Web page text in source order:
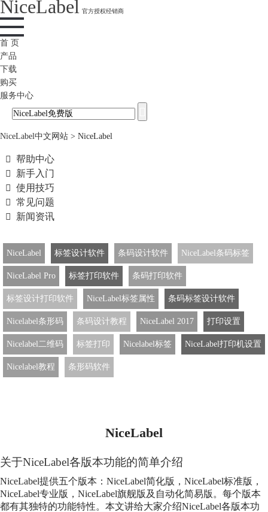
NiceLabel 官方授权经销商
首 页
产品
下载
购买
服务中心
NiceLabel中文网站 > NiceLabel
 帮助中心

新手入门
 使用技巧
 常见问题

新闻资讯
NiceLabel 标签设计软件 条码设计软件 NiceLabel条码标签
NiceLabel Pro 标签打印软件 条码打印软件
标签设计打印软件 NiceLabel标签属性 条码标签设计软件
Nicelabel条形码 条码设计教程 NiceLabel 2017 打印设置
Nicelabel二维码 标签打印 Nicelabel标签 NiceLabel打印机设置
Nicelabel教程 条形码软件
NiceLabel
关于NiceLabel各版本功能的简单介绍
NiceLabel提供五个版本： NiceLabel简化版， NiceLabel标准版，
NiceLabel专业版， NiceLabel旗舰版及自动化简易版。每个版本
都有其独特的功能特性。本文讲给大家介绍NiceLabel各版本功